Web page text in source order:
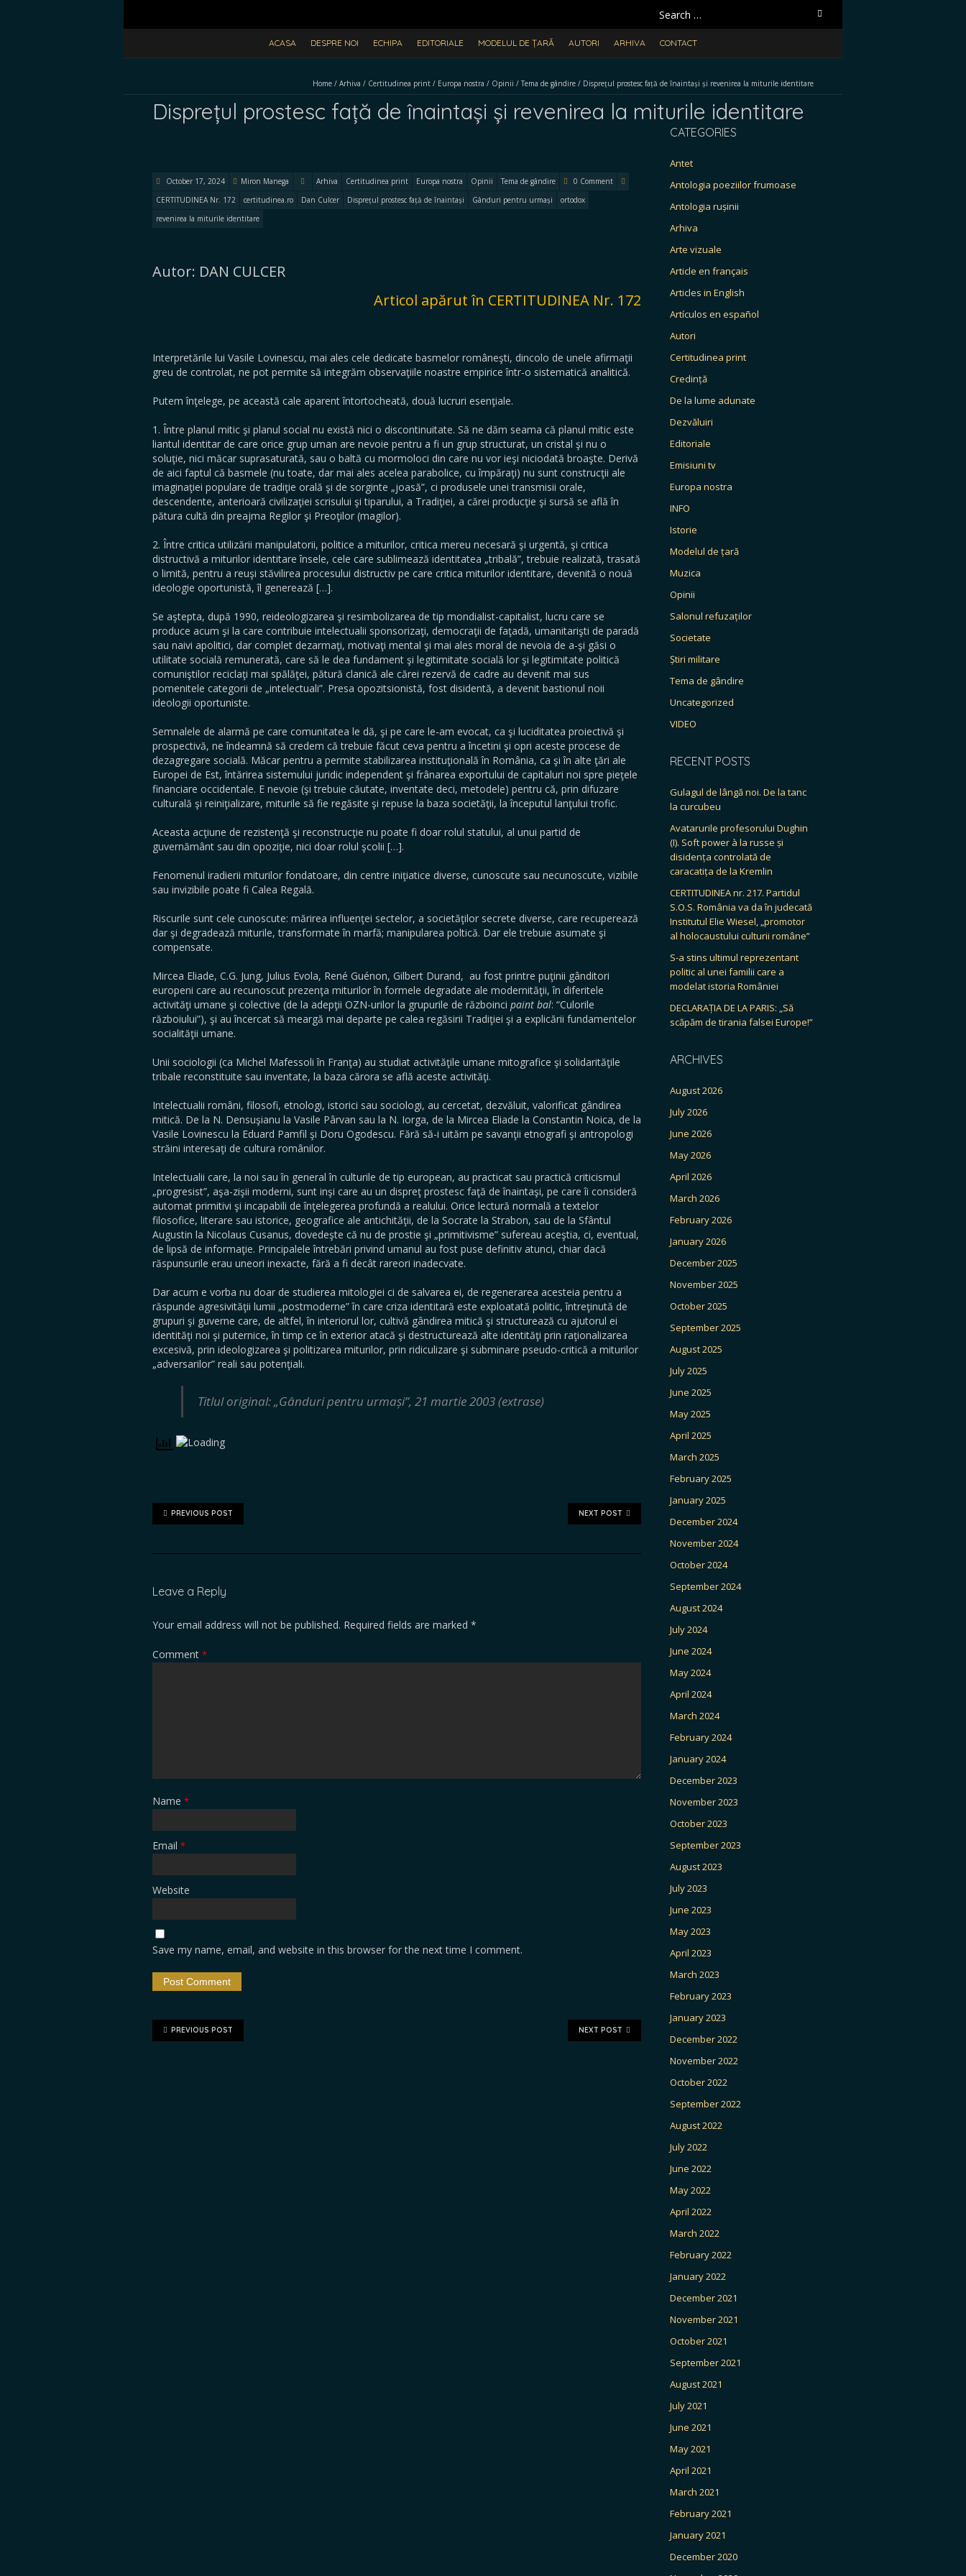
Search
for:
ACASA DESPRE NOI ECHIPA EDITORIALE MODELUL DE ȚARĂ AUTORI ARHIVA CONTACT
Home / Arhiva / Certitudinea print / Europa nostra / Opinii / Tema de gândire / Disprețul prostesc față de înaintași și revenirea la miturile identitare
Disprețul prostesc față de înaintași și revenirea la miturile identitare
October 17, 2024 Miron Manega Arhiva Certitudinea print Europa nostra Opinii Tema de gândire
0 Comment
CERTITUDINEA Nr. 172
certitudinea.ro Dan Culcer Disprețul prostesc față de înaintași Gânduri pentru urmași
ortodox
revenirea la miturile identitare
Autor: DAN CULCER
Articol apărut în CERTITUDINEA Nr. 172
Interpretările lui Vasile Lovinescu, mai ales cele dedicate basmelor româneşti, dincolo de unele afirmaţii
greu de controlat, ne pot permite să integrăm observaţiile noastre empirice într-o sistematică analitică.
Putem înţelege, pe această cale aparent întortocheată, două lucruri esenţiale.
1. Între planul mitic şi planul social nu există nici o discontinuitate. Să ne dăm seama că planul mitic este
liantul identitar de care orice grup uman are nevoie pentru a fi un grup structurat, un cristal şi nu o
soluţie, nici măcar suprasaturată, sau o baltă cu mormoloci din care nu vor ieşi niciodată broaşte. Derivă
de aici faptul că basmele (nu toate, dar mai ales acelea parabolice, cu împăraţi) nu sunt construcţii ale
imaginaţiei populare de tradiţie orală şi de sorginte „joasă”, ci produsele unei transmisii orale,
descendente, anterioară civilizaţiei scrisului şi tiparului, a Tradiţiei, a cărei producţie şi sursă se află în
pătura cultă din preajma Regilor şi Preoţilor (magilor).
2. Între critica utilizării manipulatorii, politice a miturilor, critica mereu necesară şi urgentă, şi critica
distructivă a miturilor identitare însele, cele care sublimează identitatea „tribală”, trebuie realizată, trasată
o limită, pentru a reuşi stăvilirea procesului distructiv pe care critica miturilor identitare, devenită o nouă
ideologie oportunistă, îl generează […].
Se aştepta, după 1990, reideologizarea şi resimbolizarea de tip mondialist-capitalist, lucru care se
produce acum şi la care contribuie intelectualii sponsorizaţi, democraţii de faţadă, umanitarişti de paradă
sau naivi apolitici, dar complet dezarmaţi, motivaţi mental şi mai ales moral de nevoia de a-şi găsi o
utilitate socială remunerată, care să le dea fundament şi legitimitate socială lor şi legitimitate politică
comuniştilor reciclaţi mai spălăţei, pătură clanică ale cărei rezervă de cadre au devenit mai sus
pomenitele categorii de „intelectuali”. Presa opozitsionistă, fost disidentă, a devenit bastionul noii
ideologii oportuniste.
Semnalele de alarmă pe care comunitatea le dă, şi pe care le-am evocat, ca şi luciditatea proiectivă şi
prospectivă, ne îndeamnă să credem că trebuie făcut ceva pentru a încetini şi opri aceste procese de
dezagregare socială. Măcar pentru a permite stabilizarea instituţională în România, ca şi în alte ţări ale
Europei de Est, întărirea sistemului juridic independent şi frânarea exportului de capitaluri noi spre pieţele
financiare occidentale. E nevoie (şi trebuie căutate, inventate deci, metodele) pentru că, prin difuzare
culturală şi reiniţializare, miturile să fie regăsite şi repuse la baza societăţii, la începutul lanţului trofic.
Aceasta acţiune de rezistenţă şi reconstrucţie nu poate fi doar rolul statului, al unui partid de
guvernământ sau din opoziţie, nici doar rolul şcolii […].
Fenomenul iradierii miturilor fondatoare, din centre iniţiatice diverse, cunoscute sau necunoscute, vizibile
sau invizibile poate fi Calea Regală.
Riscurile sunt cele cunoscute: mărirea influenţei sectelor, a societăţilor secrete diverse, care recuperează
dar şi degradează miturile, transformate în marfă; manipularea poltică. Dar ele trebuie asumate şi
compensate.
Mircea Eliade, C.G. Jung, Julius Evola, René Guénon, Gilbert Durand, au fost printre puţinii gânditori
europeni care au recunoscut prezenţa miturilor în formele degradate ale modernităţii, în diferitele
activităţi umane şi colective (de la adepţii OZN-urilor la grupurile de războinci paint bal: “Culorile
războiului”), şi au încercat să meargă mai departe pe calea regăsirii Tradiţiei şi a explicării fundamentelor
socialităţii umane.
Unii sociologii (ca Michel Mafessoli în Franţa) au studiat activităţile umane mitografice şi solidarităţile
tribale reconstituite sau inventate, la baza cărora se află aceste activităţi.
Intelectualii români, filosofi, etnologi, istorici sau sociologi, au cercetat, dezvăluit, valorificat gândirea
mitică. De la N. Densuşianu la Vasile Pârvan sau la N. Iorga, de la Mircea Eliade la Constantin Noica, de la
Vasile Lovinescu la Eduard Pamfil şi Doru Ogodescu. Fără să-i uităm pe savanţii etnografi şi antropologi
străini interesaţi de cultura românilor.
Intelectualii care, la noi sau în general în culturile de tip european, au practicat sau practică criticismul
„progresist”, aşa-zişii moderni, sunt inşi care au un dispreţ prostesc faţă de înaintaşi, pe care îi consideră
automat primitivi şi incapabili de înţelegerea profundă a realului. Orice lectură normală a textelor
filosofice, literare sau istorice, geografice ale antichităţii, de la Socrate la Strabon, sau de la Sfântul
Augustin la Nicolaus Cusanus, dovedeşte că nu de prostie şi „primitivisme” sufereau aceştia, ci, eventual,
de lipsă de informaţie. Principalele întrebări privind umanul au fost puse definitiv atunci, chiar dacă
răspunsurile erau uneori inexacte, fără a fi decât rareori inadecvate.
Dar acum e vorba nu doar de studierea mitologiei ci de salvarea ei, de regenerarea acesteia pentru a
răspunde agresivităţii lumii „postmoderne” în care criza identitară este exploatată politic, întreţinută de
grupuri şi guverne care, de altfel, în interiorul lor, cultivă gândirea mitică şi structurează cu ajutorul ei
identităţi noi şi puternice, în timp ce în exterior atacă şi destructurează alte identităţi prin raţionalizarea
excesivă, prin ideologizarea şi politizarea miturilor, prin ridiculizare şi subminare pseudo-critică a miturilor
„adversarilor” reali sau potenţiali.
Titlul original: „Gânduri pentru urmași”, 21 martie 2003 (extrase)
NEXT POST
PREVIOUS POST
Leave a Reply
Your email address will not be published. Required fields are marked *
Comment *
Name *
Email *
Website
Save my name, email, and website in this browser for the next time I comment.
NEXT POST
PREVIOUS POST
CATEGORIES
Antet
Antologia poeziilor frumoase
Antologia rușinii
Arhiva
Arte vizuale
Article en français
Articles in English
Artículos en español
Autori
Certitudinea print
Credință
De la lume adunate
Dezvăluiri
Editoriale
Emisiuni tv
Europa nostra
INFO
Istorie
Modelul de țară
Muzica
Opinii
Salonul refuzaților
Societate
Știri militare
Tema de gândire
Uncategorized
VIDEO
RECENT POSTS
Gulagul de lângă noi. De la tanc
la curcubeu
Avatarurile profesorului Dughin
(I). Soft power à la russe și
disidența controlată de
caracatița de la Kremlin
CERTITUDINEA nr. 217. Partidul
S.O.S. România va da în judecată
Institutul Elie Wiesel, „promotor
al holocaustului culturii române”
S-a stins ultimul reprezentant
politic al unei familii care a
modelat istoria României
DECLARAȚIA DE LA PARIS: „Să
scăpăm de tirania falsei Europe!”
ARCHIVES
August 2026
July 2026
June 2026
May 2026
April 2026
March 2026
February 2026
January 2026
December 2025
November 2025
October 2025
September 2025
August 2025
July 2025
June 2025
May 2025
April 2025
March 2025
February 2025
January 2025
December 2024
November 2024
October 2024
September 2024
August 2024
July 2024
June 2024
May 2024
April 2024
March 2024
February 2024
January 2024
December 2023
November 2023
October 2023
September 2023
August 2023
July 2023
June 2023
May 2023
April 2023
March 2023
February 2023
January 2023
December 2022
November 2022
October 2022
September 2022
August 2022
July 2022
June 2022
May 2022
April 2022
March 2022
February 2022
January 2022
December 2021
November 2021
October 2021
September 2021
August 2021
July 2021
June 2021
May 2021
April 2021
March 2021
February 2021
January 2021
December 2020